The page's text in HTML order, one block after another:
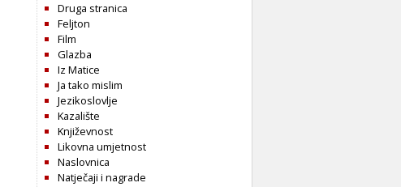
Druga stranica
Feljton
Film
Glazba
Iz Matice
Ja tako mislim
Jezikoslovlje
Kazalište
Književnost
Likovna umjetnost
Naslovnica
Natječaji i nagrade